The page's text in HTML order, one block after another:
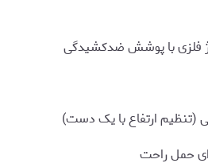
فلزی با پوشش ضدکشیدگی
(تنظیم ارتفاع با یک دست)
حمل راحت